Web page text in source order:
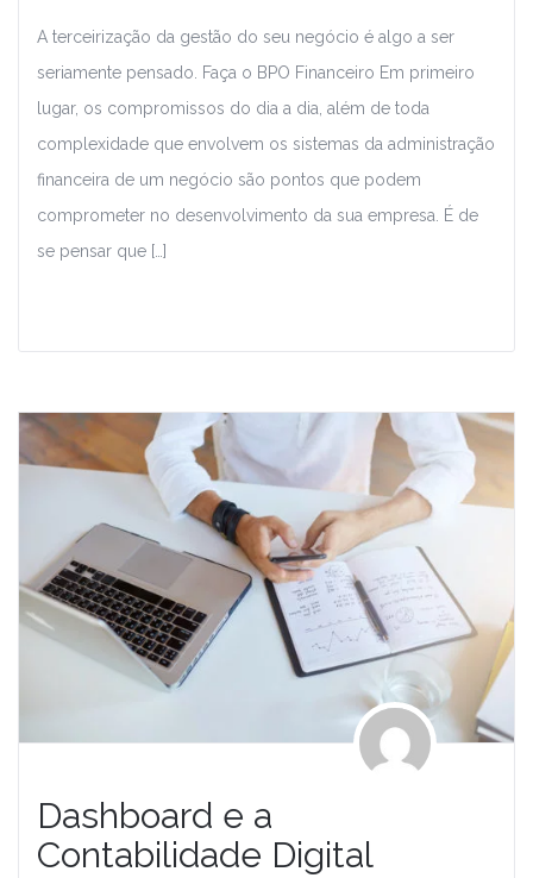
A terceirização da gestão do seu negócio é algo a ser
seriamente pensado. Faça o BPO Financeiro Em primeiro
lugar, os compromissos do dia a dia, além de toda
complexidade que envolvem os sistemas da administração
financeira de um negócio são pontos que podem
comprometer no desenvolvimento da sua empresa. É de
se pensar que […]
Dashboard e a
Contabilidade Digital